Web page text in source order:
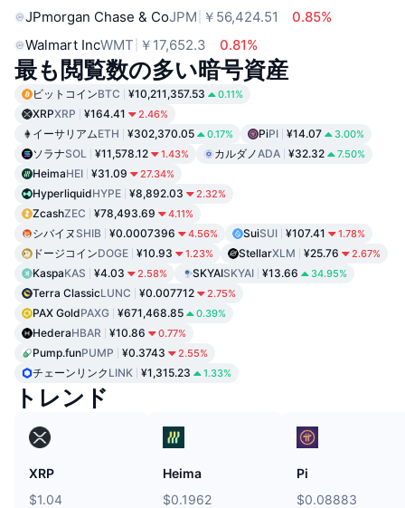
JPmorgan Chase & CoJPM ￥56,424.51
0.85%
Walmart IncWMT ￥17,652.3 0.81%
最も閲覧数の多い暗号資産
ビットコインBTC ¥10,211,357.53 0.11%
XRPXRP ¥164.41 2.46%
イーサリアムETH ¥302,370.05 0.17% PiPI ¥14.07 3.00%
ソラナSOL ¥11,578.12 1.43% カルダノADA ¥32.32 7.50%
HeimaHEI ¥31.09 27.34%
HyperliquidHYPE ¥8,892.03 2.32%
ZcashZEC ¥78,493.69 4.11%
シバイヌ SHIB ¥0.0007396 4.56% SuiSUI ¥107.41 1.78%
ドージコインDOGE ¥10.93 1.23% StellarXLM ¥25.76 2.67%
KaspaKAS ¥4.03 2.58% SKYAISKYAI ¥13.66 34.95%
Terra ClassicLUNC ¥0.007712 2.75%
PAX GoldPAXG ¥671,468.85 0.39%
HederaHBAR ¥10.86 0.77%
Pump.funPUMP ¥0.3743 2.55%
チェーンリンク LINK ¥1,315.23 1.33%
トレンド
XRP
$1.04
Heima
$0.1962
Pi
$0.08883